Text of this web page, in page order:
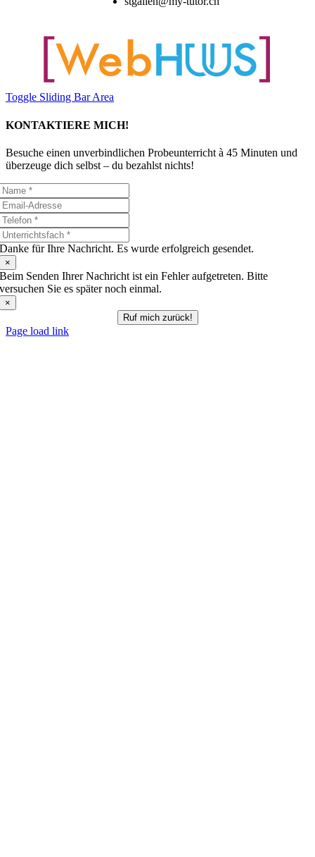
Toggle Sliding Bar Area
KONTAKTIERE MICH!
Besuche einen unverbindlichen Probeunterricht à 45 Minuten und
überzeuge dich selbst – du bezahlst nichts!
Danke für Ihre Nachricht. Es wurde erfolgreich gesendet.
×
Beim Senden Ihrer Nachricht ist ein Fehler aufgetreten. Bitte
versuchen Sie es später noch einmal.
×
Ruf mich zurück!
Page load link